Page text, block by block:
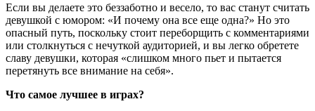
Если вы делаете это беззаботно и весело, то вас станут считать
девушкой с юмором: «И почему она все еще одна?» Но это
опасный путь, поскольку стоит переборщить с комментариями
или столкнуться с нечуткой аудиторией, и вы легко обретете
славу девушки, которая «слишком много пьет и пытается
перетянуть все внимание на себя».
Что самое лучшее в играх?